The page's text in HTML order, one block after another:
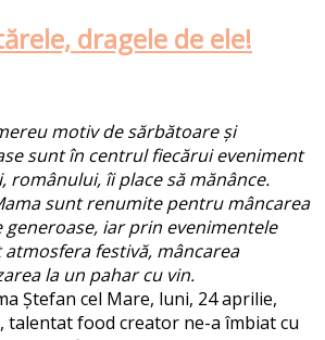
dragele de ele!
motiv de sărbătoare și
sunt în centrul fiecărui eveniment
românului, îi place să mănânce.
sunt renumite pentru mâncarea
iar prin evenimentele
atmosfera festivă, mâncarea
la un pahar cu vin.
Ștefan cel Mare, luni, 24 aprilie,
talentat food creator ne-a îmbiat cu